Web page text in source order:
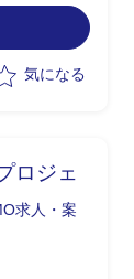
たPJ推進支
気になる
ロジェ
求人・案